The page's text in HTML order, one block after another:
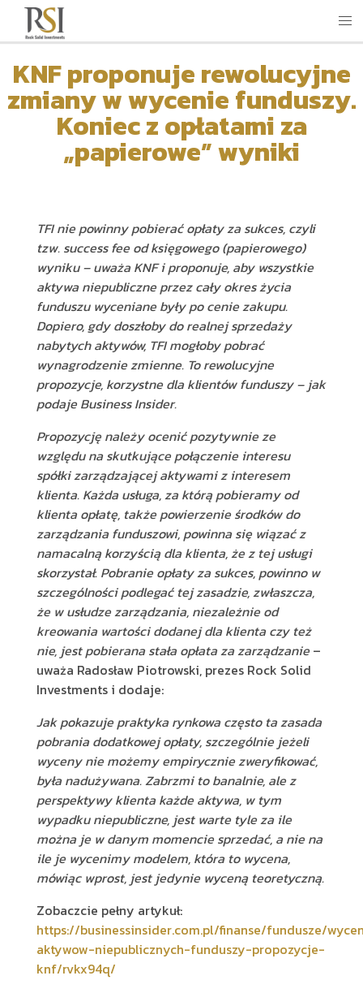
KNF proponuje rewolucyjne
zmiany w wycenie funduszy.
Koniec z opłatami za
„papierowe” wyniki
TFI nie powinny pobierać opłaty za sukces, czyli
tzw. success fee od księgowego (papierowego)
wyniku – uważa KNF i proponuje, aby wszystkie
aktywa niepubliczne przez cały okres życia
funduszu wyceniane były po cenie zakupu.
Dopiero, gdy doszłoby do realnej sprzedaży
nabytych aktywów, TFI mogłoby pobrać
wynagrodzenie zmienne. To rewolucyjne
propozycje, korzystne dla klientów funduszy – jak
podaje Business Insider.
Propozycję należy ocenić pozytywnie ze
względu na skutkujące połączenie interesu
spółki zarządzającej aktywami z interesem
klienta. Każda usługa, za którą pobieramy od
klienta opłatę, także powierzenie środków do
zarządzania funduszowi, powinna się wiązać z
namacalną korzyścią dla klienta, że z tej usługi
skorzystał. Pobranie opłaty za sukces, powinno w
szczególności podlegać tej zasadzie, zwłaszcza,
że w usłudze zarządzania, niezależnie od
kreowania wartości dodanej dla klienta czy też
nie, jest pobierana stała opłata za zarządzanie–
uważa Radosław Piotrowski, prezes Rock Solid
Investments i dodaje:
Jak pokazuje praktyka rynkowa często ta zasada
pobrania dodatkowej opłaty, szczególnie jeżeli
wyceny nie możemy empirycznie zweryfikować,
była nadużywana. Zabrzmi to banalnie, ale z
perspektywy klienta każde aktywa, w tym
wypadku niepubliczne, jest warte tyle za ile
można je w danym momencie sprzedać, a nie na
ile je wycenimy modelem, która to wycena,
mówiąc wprost, jest jedynie wyceną teoretyczną.
Zobaczcie pełny artykuł:
https://businessinsider.com.pl/finanse/fundusze/
aktywow-niepublicznych-funduszy-propozycje-
knf/rvkx94q/